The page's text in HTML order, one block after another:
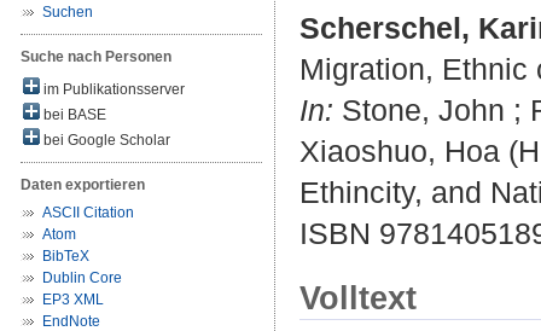
Suchen
Suche nach Personen
im Publikationsserver
bei BASE
bei Google Scholar
Daten exportieren
ASCII Citation
Atom
BibTeX
Dublin Core
EP3 XML
EndNote
Scherschel,
Migration, Ethnic
In: Stone, John ;
Xiaoshuo, Hoa
Ethincity, and
ISBN
Volltext